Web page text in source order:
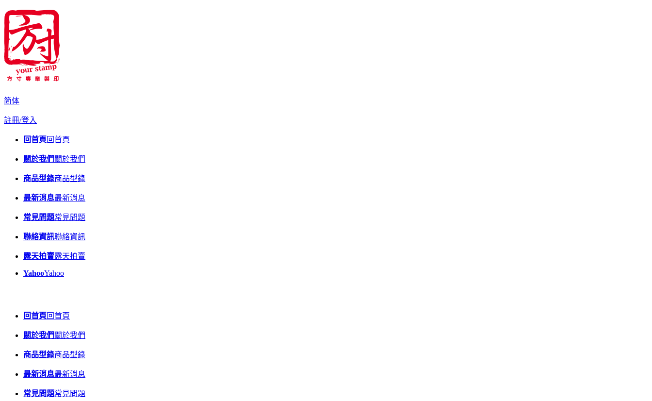
简体
註冊/登入
回首頁回首頁
關於我們 關於我們
商品型錄商品型錄
最新消息最新消息
常見問題常見問題
聯絡資訊聯絡資訊
露天拍賣露天拍賣
YahooYahoo
回首頁回首頁
關於我們 關於我們
商品型錄商品型錄
最新消息最新消息
常見問題常見問題